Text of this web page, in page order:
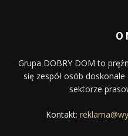
O
Grupa DOBRY DOM to
się zespół osób
sektorze
Kontakt: